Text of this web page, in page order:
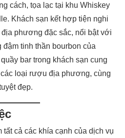
cách, tọa lạc tại khu Whiskey
Khách sạn kết hợp tiện nghi
phương đặc sắc, nổi bật với
tinh thần bourbon của
bar trong khách sạn cung
loại rượu địa phương, cùng
đẹp.
cả các khía cạnh của dịch vụ